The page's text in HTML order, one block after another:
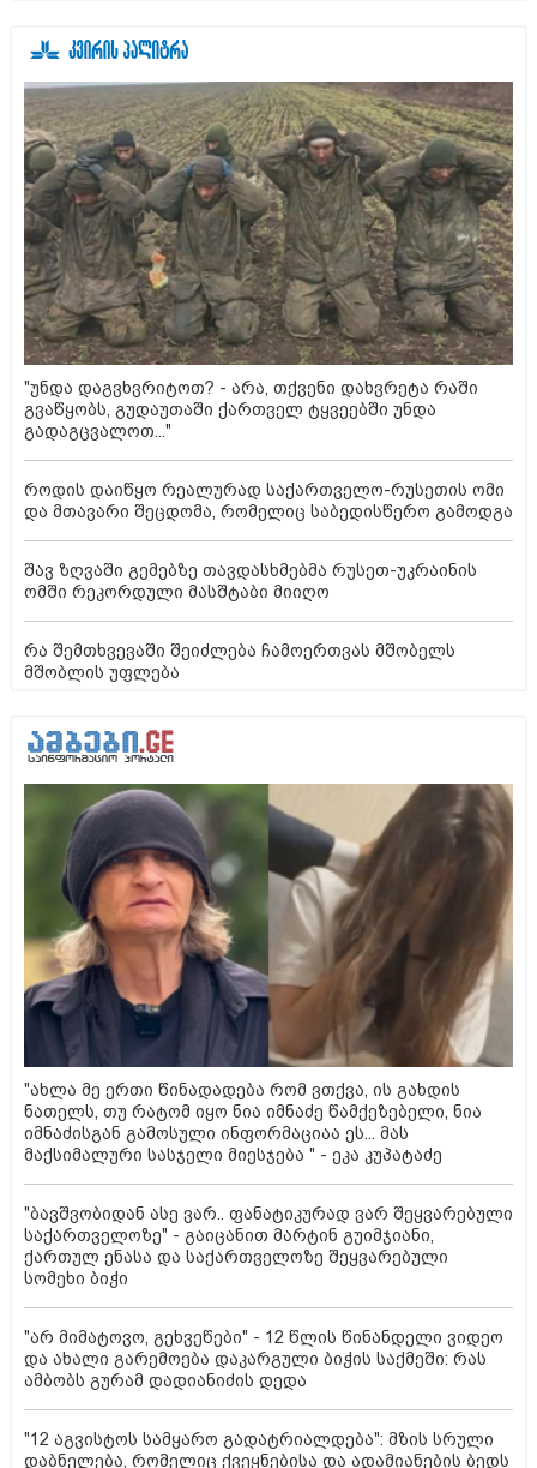
"უნდა დაგვხვრიტოთ? - არა, თქვენი დახვრეტა რაში
გვაწყობს, გუდაუთაში ქართველ ტყვეებში უნდა
გადაგცვალოთ..."
როდის დაიწყო რეალურად საქართველო-რუსეთის ომი
და მთავარი შეცდომა, რომელიც საბედისწერო გამოდგა
შავ ზღვაში გემებზე თავდასხმებმა რუსეთ-უკრაინის
ომში რეკორდული მასშტაბი მიიღო
რა შემთხვევაში შეიძლება ჩამოერთვას მშობელს
მშობლის უფლება
"ახლა მე ერთი წინადადება რომ ვთქვა, ის გახდის
ნათელს, თუ რატომ იყო ნია იმნაძე წამქეზებელი, ნია
იმნაძისგან გამოსული ინფორმაციაა ეს... მას
მაქსიმალური სასჯელი მიესჯება " - ეკა კუპატაძე
"ბავშვობიდან ასე ვარ.. ფანატიკურად ვარ შეყვარებული
საქართველოზე" - გაიცანით მარტინ გუიმჯიანი,
ქართულ ენასა და საქართველოზე შეყვარებული
სომეხი ბიჭი
"არ მიმატოვო, გეხვეწები" - 12 წლის წინანდელი ვიდეო
და ახალი გარემოება დაკარგული ბიჭის საქმეში: რას
ამბობს გურამ დადიანიძის დედა
"12 აგვისტოს სამყარო გადატრიალდება": მზის სრული
დაბნელება, რომელიც ქვეყნებისა და ადამიანების ბედს